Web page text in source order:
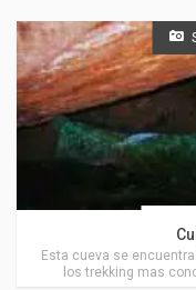
Esta cueva se
los trekking mas